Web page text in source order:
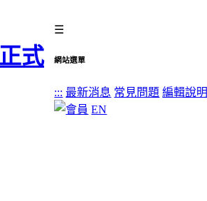
☰
網站選單
::: 最新消息 常見問題 編輯說明
EN